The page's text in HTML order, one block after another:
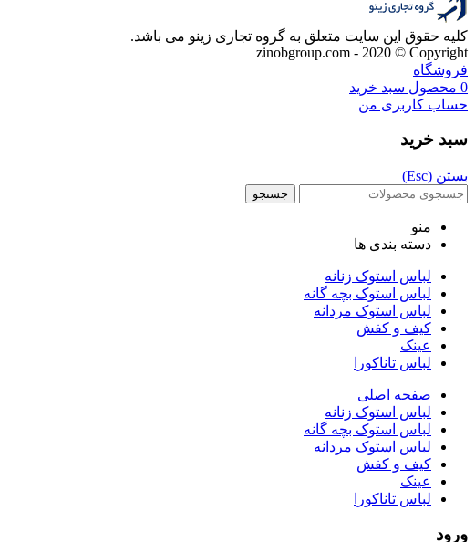
کلیه حقوق این سایت متعلق به گروه تجاری زینو می باشد.
zinobgroup.com - 2020 © Copyright
فروشگاه
0 محصول سبد خرید
حساب کاربری من
سبد خرید
بستن (Esc)
جستجو
منو
دسته بندی ها
لباس استوک زنانه
لباس استوک بچه گانه
لباس استوک مردانه
کیف و کفش
عینک
لباس تاناکورا
صفحه اصلی
لباس استوک زنانه
لباس استوک بچه گانه
لباس استوک مردانه
کیف و کفش
عینک
لباس تاناکورا
ورود